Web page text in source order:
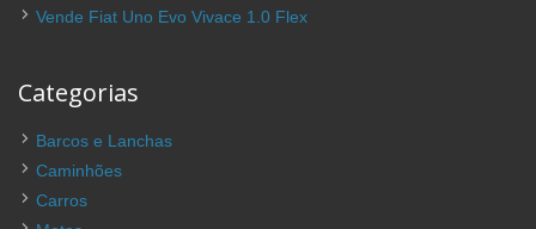
Vende Fiat Uno Evo Vivace 1.0 Flex
Categorias
Barcos e Lanchas
Caminhões
Carros